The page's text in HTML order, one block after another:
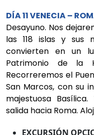
DÍA 11 VENECIA –
Desayuno. Nos
las 118 islas y sus
convierten en un
Patrimonio de la
Recorreremos el
San Marcos, con su
majestuosa
salida hacia Roma.
EXCURSIÓN